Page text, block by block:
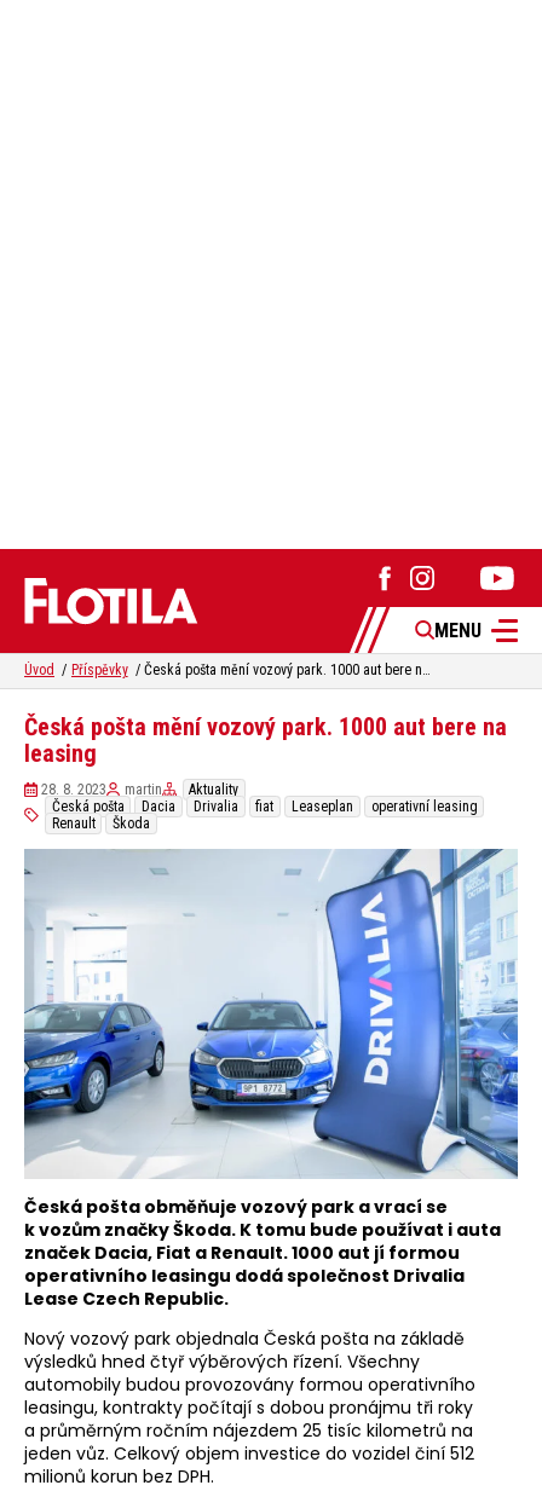
MENU
Úvod Příspěvky Česká pošta mění vozový park. 1000 aut bere na leasing
Česká pošta mění vozový park. 1000 aut bere na
leasing
28. 8. 2023 martin
Aktuality
Česká pošta
Dacia Drivalia fiat Leaseplan
operativní leasing
Renault
Škoda
Česká pošta obměňuje vozový park a vrací se
k vozům značky Škoda. K tomu bude používat i auta
značek Dacia, Fiat a Renault. 1000 aut jí formou
operativního leasingu dodá společnost Drivalia
Lease Czech Republic.
Nový vozový park objednala Česká pošta na základě
výsledků hned čtyř výběrových řízení. Všechny
automobily budou provozovány formou operativního
leasingu, kontrakty počítají s dobou pronájmu tři roky
a průměrným ročním nájezdem 25 tisíc kilometrů na
jeden vůz. Celkový objem investice do vozidel činí 512
milionů korun bez DPH.